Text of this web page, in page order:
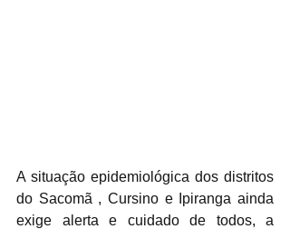
A situação epidemiológica dos distritos
do Sacomã , Cursino e Ipiranga ainda
exige alerta e cuidado de todos, a